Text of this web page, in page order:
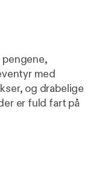
med
og drabelige
er fuld fart på